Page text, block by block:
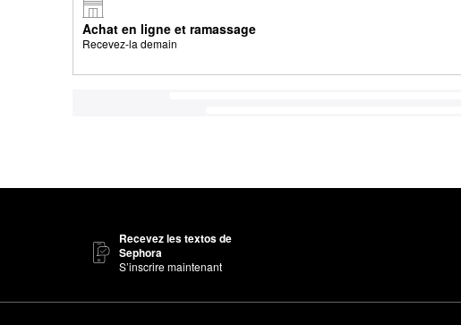
Achat en ligne et ramassage
Recevez-la demain
Recevez les textos de
Sephora
S’inscrire maintenant